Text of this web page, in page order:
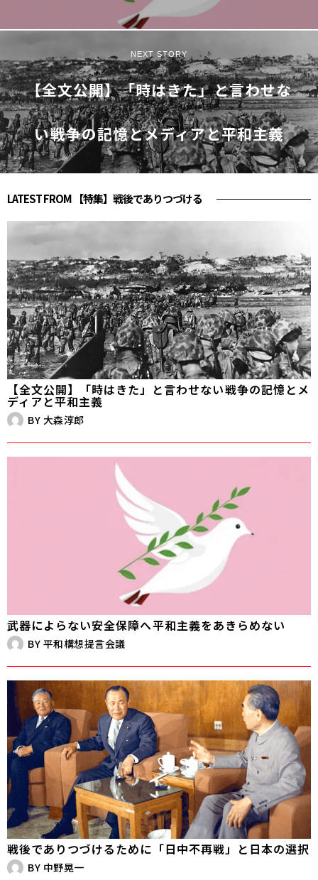
NEXT STORY
【全文公開】「時はきた」と言わせな
い――戦争の記憶とメディアと平和主義
LATEST FROM 【特集】戦後でありつづける
【全文公開】「時はきた」と言わせない――戦争の記憶とメ
ディアと平和主義
BY 大森淳郎
武器によらない安全保障へ――平和主義をあきらめない
BY 平和構想提言会議
戦後でありつづけるために――「日中不再戦」と日本の選択
BY 中野晃一